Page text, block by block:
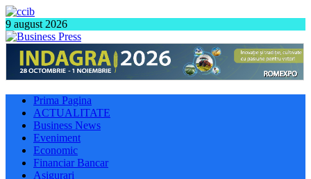
9 august 2026
Prima Pagina
ACTUALITATE
Business News
Eveniment
Economic
Financiar Bancar
Asigurari